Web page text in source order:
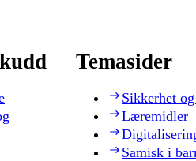
Temasider
Sikkerhet
Læremidler
Samisk i